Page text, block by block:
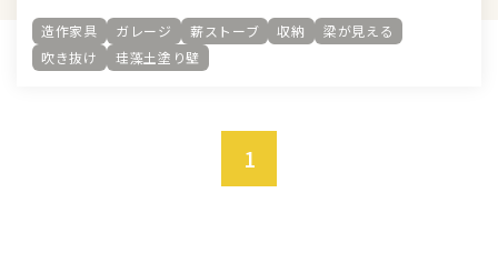
造作家具 ガレージ 薪ストーブ 収納
梁が見える
吹き抜け
珪藻土塗り壁
1